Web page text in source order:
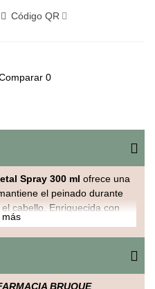
Código QR
0
Spray 300 ml ofrece una
el peinado durante
cabello. Enriquecida con
como el
duradero y natural,
cabello.
y no deja residuos
más
BRUQUE